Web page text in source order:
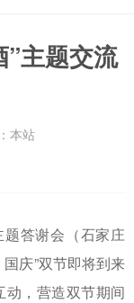
”主题交流
本站
题答谢会（石家庄
庆”双节即将到来
动，营造双节期间